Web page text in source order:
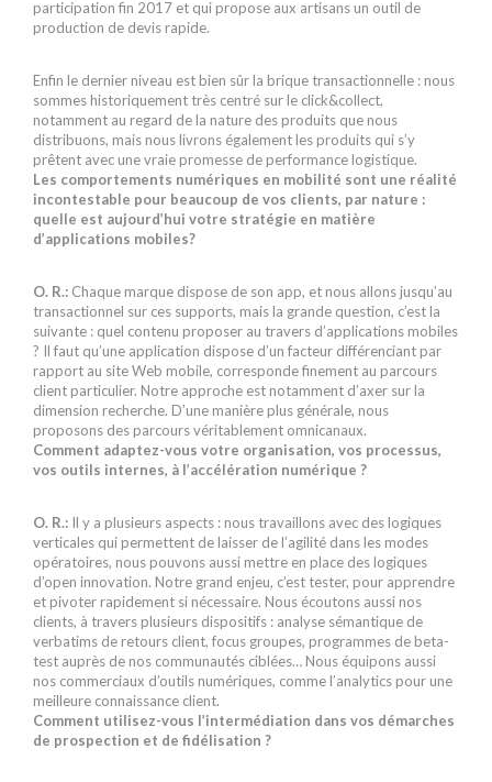
participation fin 2017 et qui propose aux artisans un outil de
production de devis rapide.
Enfin le dernier niveau est bien sûr la brique transactionnelle : nous
sommes historiquement très centré sur le click&collect,
notamment au regard de la nature des produits que nous
distribuons, mais nous livrons également les produits qui s’y
prêtent avec une vraie promesse de performance logistique.
Les comportements numériques en mobilité sont une réalité
incontestable pour beaucoup de vos clients, par nature :
quelle est aujourd’hui votre stratégie en matière
d’applications mobiles?
O. R.: Chaque marque dispose de son app, et nous allons jusqu’au
transactionnel sur ces supports, mais la grande question, c’est la
suivante : quel contenu proposer au travers d’applications mobiles
? Il faut qu’une application dispose d’un facteur différenciant par
rapport au site Web mobile, corresponde finement au parcours
client particulier. Notre approche est notamment d’axer sur la
dimension recherche. D’une manière plus générale, nous
proposons des parcours véritablement omnicanaux.
Comment adaptez-vous votre organisation, vos processus,
vos outils internes, à l’accélération numérique ?
O. R.: Il y a plusieurs aspects : nous travaillons avec des logiques
verticales qui permettent de laisser de l’agilité dans les modes
opératoires, nous pouvons aussi mettre en place des logiques
d’open innovation. Notre grand enjeu, c’est tester, pour apprendre
et pivoter rapidement si nécessaire. Nous écoutons aussi nos
clients, à travers plusieurs dispositifs : analyse sémantique de
verbatims de retours client, focus groupes, programmes de beta-
test auprès de nos communautés ciblées… Nous équipons aussi
nos commerciaux d’outils numériques, comme l’analytics pour une
meilleure connaissance client.
Comment utilisez-vous l’intermédiation dans vos démarches
de prospection et de fidélisation ?